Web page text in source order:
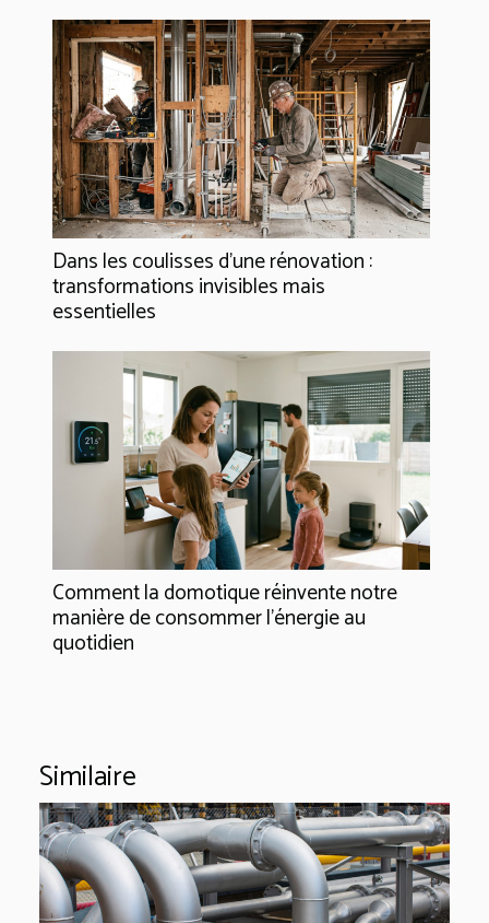
Dans les coulisses d'une rénovation :
transformations invisibles mais
essentielles
Comment la domotique réinvente notre
manière de consommer l'énergie au
quotidien
Similaire